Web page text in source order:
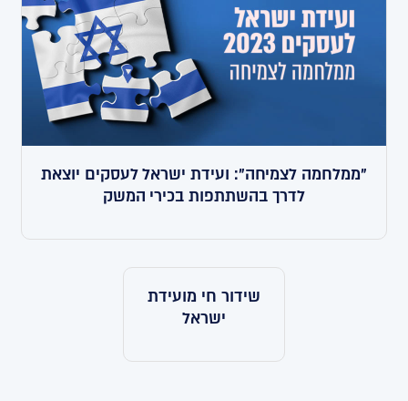
"ממלחמה לצמיחה": ועידת ישראל לעסקים יוצאת
לדרך בהשתתפות בכירי המשק
שידור חי מועידת
ישראל